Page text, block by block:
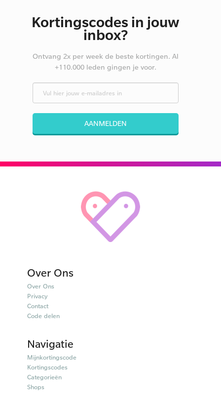
Kortingscodes in jouw
inbox?
Ontvang 2x per week de beste kortingen. Al
+110.000 leden gingen je voor.
AANMELDEN
Over Ons
Over Ons
Privacy
Contact
Code delen
Navigatie
Mijnkortingscode
Kortingscodes
Categorieën
Shops